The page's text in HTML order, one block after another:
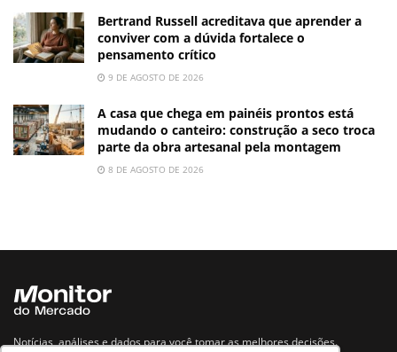
Bertrand Russell acreditava que aprender a
conviver com a dúvida fortalece o
pensamento crítico
9 DE AGOSTO DE 2026
A casa que chega em painéis prontos está
mudando o canteiro: construção a seco troca
parte da obra artesanal pela montagem
8 DE AGOSTO DE 2026
Notícias, análises e dados para você tomar as melhores decisões.